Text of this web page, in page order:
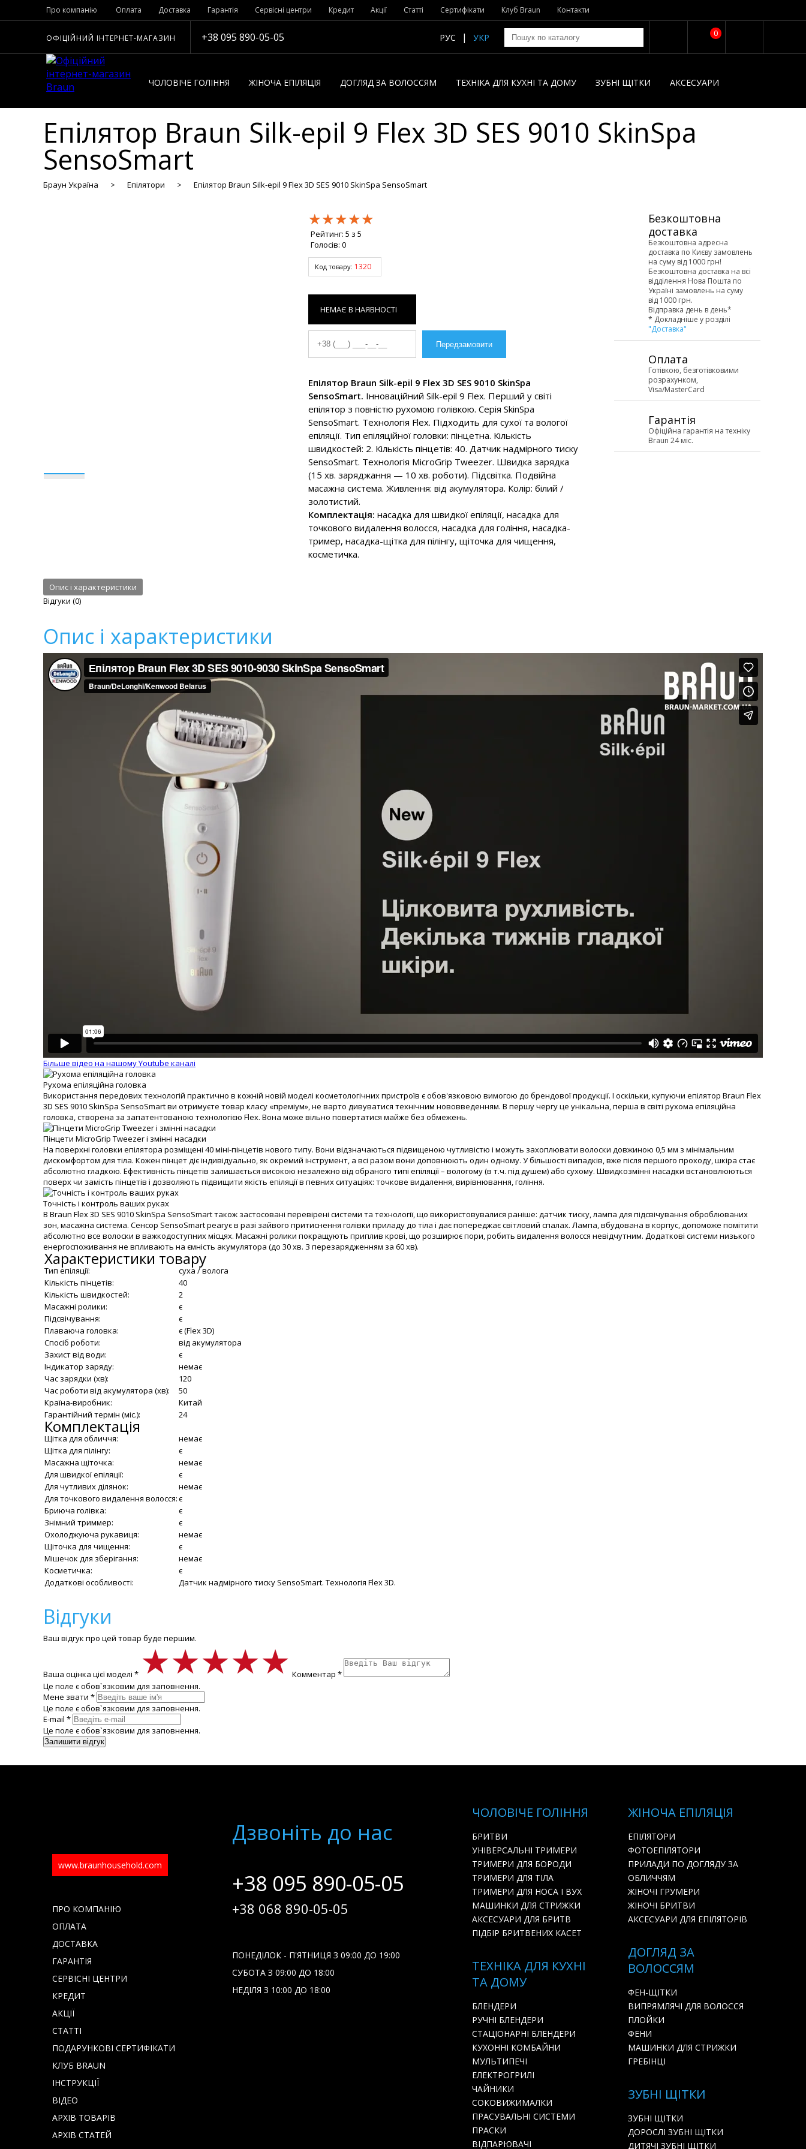
Про компанію Оплата Доставка Гарантія Сервісні центри Кредит Акції Статті Сертифікати Клуб Braun Контакти
ОФІЦІЙНИЙ ІНТЕРНЕТ-МАГАЗИН +38 095 890-05-05 0
РУС УКР
ЧОЛОВІЧЕ ГОЛІННЯ ЖІНОЧА ЕПІЛЯЦІЯ ДОГЛЯД ЗА ВОЛОССЯМ ТЕХНІКА ДЛЯ КУХНІ ТА ДОМУ ЗУБНІ ЩІТКИ AКСЕСУАРИ
Епілятор Braun Silk-epil 9 Flex 3D SES 9010 SkinSpa
SensoSmart
Браун Україна Епілятори Епілятор Braun Silk-epil 9 Flex 3D SES 9010 SkinSpa SensoSmart
★★★★★
★★★★★
★★★★★
Рейтинг: 5 з 5
Голосів: 0
Код товару: 1320
НЕМАЄ В НАЯВНОСТІ
Епілятор Braun Silk-epil 9 Flex 3D SES 9010 SkinSpa
SensoSmart. Інноваційний Silk-epil 9 Flex. Перший у світі
епілятор з повністю рухомою голівкою. Серія SkinSpa
SensoSmart. Технологія Flex. Підходить для сухої та вологої
епіляції. Тип епіляційної головки: пінцетна. Кількість
швидкостей: 2. Кількість пінцетів: 40. Датчик надмірного тиску
SensoSmart. Технологія MicroGrip Tweezer. Швидка зарядка
(15 хв. заряджання — 10 хв. роботи). Підсвітка. Подвійна
масажна система. Живлення: від акумулятора. Колір: білий /
золотистий.
Комплектація: насадка для швидкої епіляції, насадка для
точкового видалення волосся, насадка для гоління, насадка-
тример, насадка-щітка для пілінгу, щіточка для чищення,
косметичка.
Безкоштовна
доставка
Безкоштовна адресна
доставка по Києву замовлень
на суму від 1000 грн!
Безкоштовна доставка на всі
відділення Нова Пошта по
Україні замовлень на суму
від 1000 грн.
Відправка день в день*
* Докладніше у розділі
"Доставка"
Оплата
Готівкою, безготівковими
розрахунком,
Visa/MasterCard
Гарантія
Офіційна гарантія на техніку
Braun 24 міс.
Опис і характеристики
Відгуки (0)
Опис і характеристики
Більше відео на нашому Youtube каналі
Рухома епіляційна головка
Використання передових технологій практично в кожній новій моделі косметологічних пристроїв є обов'язковою вимогою до брендової продукції. І оскільки, купуючи епілятор Braun Flex
3D SES 9010 SkinSpa SensoSmart ви отримуєте товар класу «преміум», не варто дивуватися технічним нововведенням. В першу чергу це унікальна, перша в світі рухома епіляційна
головка, створена за запатентованою технологією Flex. Вона може вільно повертатися майже без обмежень.
Пінцети MicroGrip Tweezer і змінні насадки
На поверхні головки епілятора розміщені 40 міні-пінцетів нового типу. Вони відзначаються підвищеною чутливістю і можуть захоплювати волоски довжиною 0,5 мм з мінімальним
дискомфортом для тіла. Кожен пінцет діє індивідуально, як окремий інструмент, а всі разом вони доповнюють один одному. У більшості випадків, вже після першого проходу, шкіра стає
абсолютно гладкою. Ефективність пінцетів залишається високою незалежно від обраного типі епіляції – вологому (в т.ч. під душем) або сухому. Швидкозмінні насадки встановлюються
поверх чи замість пінцетів і дозволяють підвищити якість епіляції в певних ситуаціях: точкове видалення, вирівнювання, гоління.
Точність і контроль ваших руках
В Braun Flex 3D SES 9010 SkinSpa SensoSmart також застосовані перевірені системи та технології, що використовувалися раніше: датчик тиску, лампа для підсвічування оброблюваних
зон, масажна система. Сенсор SensoSmart реагує в разі зайвого притиснення голівки приладу до тіла і дає попереджає світловий спалах. Лампа, вбудована в корпус, допоможе помітити
абсолютно все волоски в важкодоступних місцях. Масажні ролики покращують приплив крові, що розширює пори, робить видалення волосся невідчутним. Додаткові системи низького
енергоспоживання не впливають на ємність акумулятора (до 30 хв. З перезарядженням за 60 хв).
Характеристики товару
Тип епіляції:
суха / волога
Кількість пінцетів:
40
Кількість швидкостей:
2
Масажні ролики:
є
Підсвічування:
є
Плаваюча головка:
є (Flex 3D)
Спосіб роботи:
від акумулятора
Захист від води:
є
Індикатор заряду:
немає
Час зарядки (хв):
120
Час роботи від акумулятора (хв):
50
Країна-виробник:
Китай
Гарантійний термін (міс.):
24
Комплектація
Щітка для обличчя:
немає
Щітка для пілінгу:
є
Масажна щіточка:
немає
Для швидкої епіляції:
є
Для чутливих ділянок:
немає
Для точкового видалення волосся:є
Бриюча голівка:
є
Знімний триммер:
є
Охолоджуюча рукавиця:
немає
Щіточка для чищення:
є
Мішечок для зберігання:
немає
Косметичка:
є
Додаткові особливості:
Датчик надмірного тиску SensoSmart. Технологія Flex 3D.
Відгуки
Ваш відгук про цей товар буде першим.
Ваша оцінка цієї моделі * ★★★★★
★★★★★
★★★★★ Комментар *
Це поле є обов`язковим для заповнення.
Мене звати *
Це поле є обов`язковим для заповнення.
E-mail *
Це поле є обов`язковим для заповнення.
www.braunhousehold.com
ПРО КОМПАНІЮ
ОПЛАТА
ДОСТАВКА
ГАРАНТІЯ
СЕРВІСНІ ЦЕНТРИ
КРЕДИТ
АКЦІЇ
СТАТТІ
ПОДАРУНКОВІ СЕРТИФІКАТИ
КЛУБ BRAUN
IНСТРУКЦІЇ
ВІДЕО
АРХІВ ТОВАРІВ
АРХІВ СТАТЕЙ
Дзвонiть до нас
+38 095 890-05-05
+38 068 890-05-05
ПОНЕДІЛОК - П'ЯТНИЦЯ З 09:00 ДО 19:00
СУБОТА З 09:00 ДО 18:00
НЕДІЛЯ З 10:00 ДО 18:00
ЧОЛОВІЧЕ ГОЛІННЯ
БРИТВИ
УНІВЕРСАЛЬНІ ТРИМЕРИ
ТРИМЕРИ ДЛЯ БОРОДИ
ТРИМЕРИ ДЛЯ ТІЛА
ТРИМЕРИ ДЛЯ НОСА І ВУХ
МАШИНКИ ДЛЯ СТРИЖКИ
АКСЕСУАРИ ДЛЯ БРИТВ
ПІДБІР БРИТВЕНИХ КАСЕТ
ЖІНОЧА ЕПІЛЯЦІЯ
ЕПІЛЯТОРИ
ФОТОЕПІЛЯТОРИ
ПРИЛАДИ ПО ДОГЛЯДУ ЗА
ОБЛИЧЧЯМ
ЖІНОЧІ ГРУМЕРИ
ЖІНОЧІ БРИТВИ
АКСЕСУАРИ ДЛЯ ЕПІЛЯТОРІВ
ДОГЛЯД ЗА
ВОЛОССЯМ
ФЕН-ЩІТКИ
ВИПРЯМЛЯЧІ ДЛЯ ВОЛОССЯ
ПЛОЙКИ
ФЕНИ
МАШИНКИ ДЛЯ СТРИЖКИ
ГРЕБІНЦІ
ТЕХНІКА ДЛЯ КУХНІ
ТА ДОМУ
БЛЕНДЕРИ
РУЧНІ БЛЕНДЕРИ
СТАЦІОНАРНІ БЛЕНДЕРИ
КУХОННІ КОМБАЙНИ
МУЛЬТИПЕЧІ
ЕЛЕКТРОГРИЛІ
ЧАЙНИКИ
СОКОВИЖИМАЛКИ
ПРАСУВАЛЬНІ СИСТЕМИ
ПРАСКИ
ВІДПАРЮВАЧІ
ЗУБНІ ЩІТКИ
ЗУБНІ ЩІТКИ
ДОРОСЛІ ЗУБНІ ЩІТКИ
ДИТЯЧІ ЗУБНІ ЩІТКИ